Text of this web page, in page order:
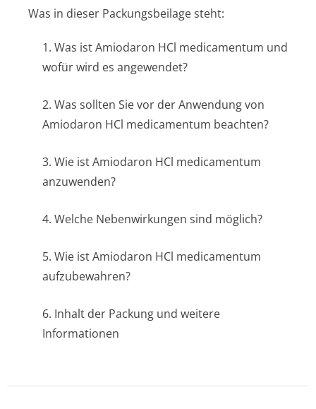
Was in dieser Packungsbeilage steht:
1. Was ist Amiodaron HCl medicamentum und
wofür wird es angewendet?
2. Was sollten Sie vor der Anwendung von
Amiodaron HCl medicamentum beachten?
3. Wie ist Amiodaron HCl medicamentum
anzuwenden?
4. Welche Nebenwirkungen sind möglich?
5. Wie ist Amiodaron HCl medicamentum
aufzubewahren?
6. Inhalt der Packung und weitere
Informationen